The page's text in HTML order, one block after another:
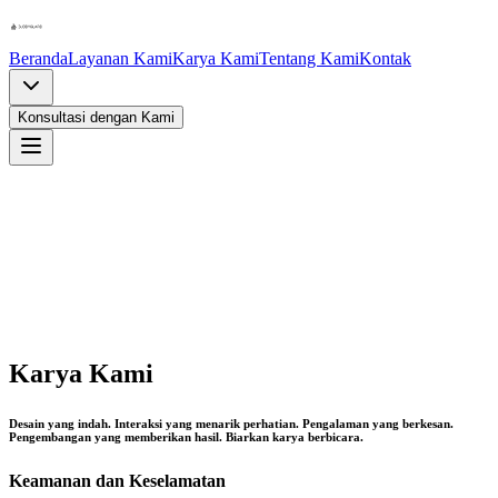
BerandaLayanan KamiKarya KamiTentang KamiKontak
Konsultasi dengan Kami
Karya Kami
Desain yang indah. Interaksi yang menarik perhatian. Pengalaman yang berkesan.
Pengembangan yang memberikan hasil. Biarkan karya berbicara.
Keamanan dan Keselamatan